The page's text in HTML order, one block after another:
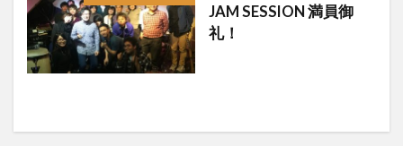
JAM SESSION 満員御
礼！